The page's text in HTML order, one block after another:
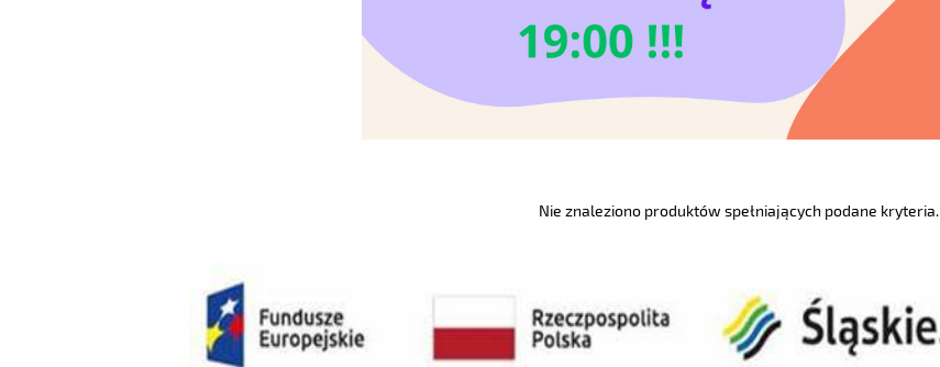
Nie znaleziono produktów spełniających podane kryteria.